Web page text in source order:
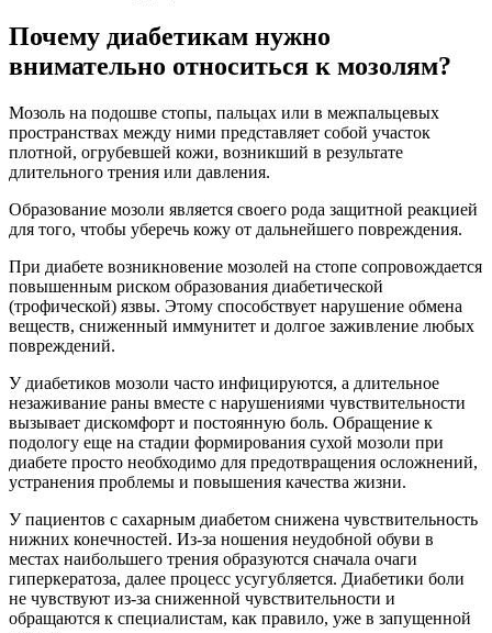
Почему диабетикам нужно
внимательно относиться к мозолям?
Мозоль на подошве стопы, пальцах или в межпальцевых
пространствах между ними представляет собой участок
плотной, огрубевшей кожи, возникший в результате
длительного трения или давления.
Образование мозоли является своего рода защитной реакцией
для того, чтобы уберечь кожу от дальнейшего повреждения.
При диабете возникновение мозолей на стопе сопровождается
повышенным риском образования диабетической
(трофической) язвы. Этому способствует нарушение обмена
веществ, сниженный иммунитет и долгое заживление любых
повреждений.
У диабетиков мозоли часто инфицируются, а длительное
незаживание раны вместе с нарушениями чувствительности
вызывает дискомфорт и постоянную боль. Обращение к
подологу еще на стадии формирования сухой мозоли при
диабете просто необходимо для предотвращения осложнений,
устранения проблемы и повышения качества жизни.
У пациентов с сахарным диабетом снижена чувствительность
нижних конечностей. Из-за ношения неудобной обуви в
местах наибольшего трения образуются сначала очаги
гиперкератоза, далее процесс усугубляется. Диабетики боли
не чувствуют из-за сниженной чувствительности и
обращаются к специалистам, как правило, уже в запущенной